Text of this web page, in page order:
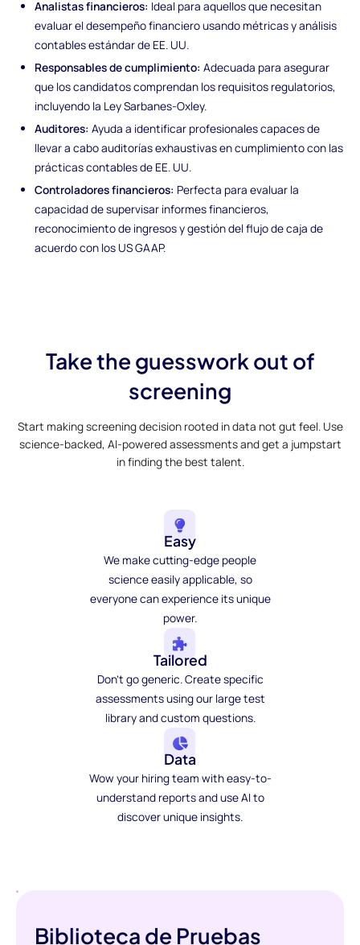
Analistas financieros: Ideal para aquellos que necesitan
evaluar el desempeño financiero usando métricas y análisis
contables estándar de EE. UU.
Responsables de cumplimiento: Adecuada para asegurar
que los candidatos comprendan los requisitos regulatorios,
incluyendo la Ley Sarbanes-Oxley.
Auditores: Ayuda a identificar profesionales capaces de
llevar a cabo auditorías exhaustivas en cumplimiento con las
prácticas contables de EE. UU.
Controladores financieros: Perfecta para evaluar la
capacidad de supervisar informes financieros,
reconocimiento de ingresos y gestión del flujo de caja de
acuerdo con los US GAAP.
Take the guesswork out of
screening
Start making screening decision rooted in data not gut feel. Use
science-backed, AI-powered assessments and get a jumpstart
in finding the best talent.
Easy
We make cutting-edge people
science easily applicable, so
everyone can experience its unique
power.
Tailored
Don't go generic. Create specific
assessments using our large test
library and custom questions.
Data
Wow your hiring team with easy-to-
understand reports and use AI to
discover unique insights.
Biblioteca de Pruebas